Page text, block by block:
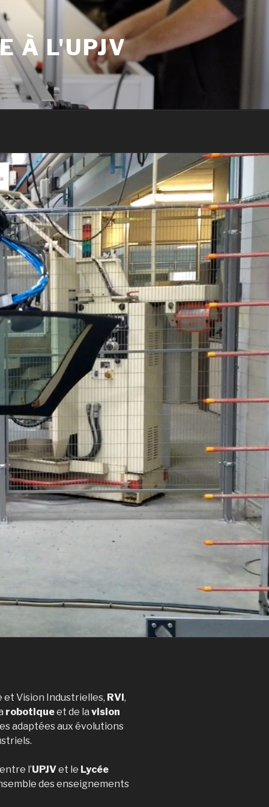
À L'UPJV
et Vision Industrielles, RVI ,
robotiqueet de la vision
adaptées aux évolutions
l’UPJVet le Lycée
des enseignements